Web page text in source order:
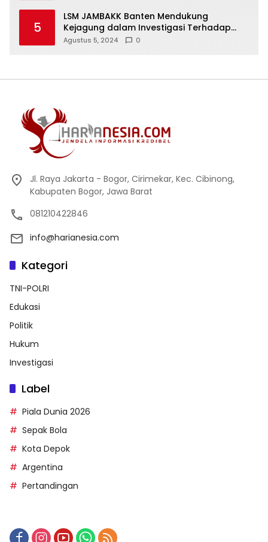
5
LSM JAMBAKK Banten Mendukung
Kejagung dalam Investigasi Terhadap
Walikota Bandar Lampung
Agustus 5, 2024 0
Jl. Raya Jakarta - Bogor, Cirimekar, Kec. Cibinong,
Kabupaten Bogor, Jawa Barat
081210422846
info@harianesia.com
Kategori
TNI-POLRI
Edukasi
Politik
Hukum
Investigasi
Label
Piala Dunia 2026
Sepak Bola
Kota Depok
Argentina
Pertandingan